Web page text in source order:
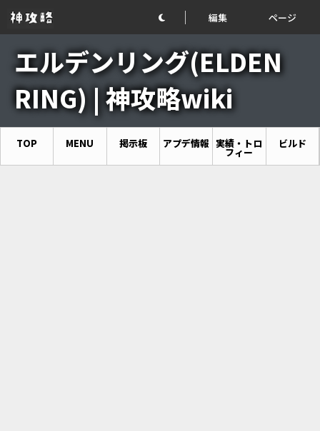
編集 ページ
エルデンリング(ELDEN
RING) | 神攻略wiki
TOP MENU 掲示板 アプデ情報 実績・トロ
フィー
ビルド